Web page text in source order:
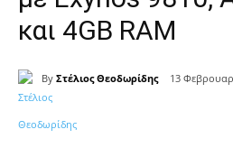
και 4GB RAM
By Στέλιος Θεοδωρίδης 13